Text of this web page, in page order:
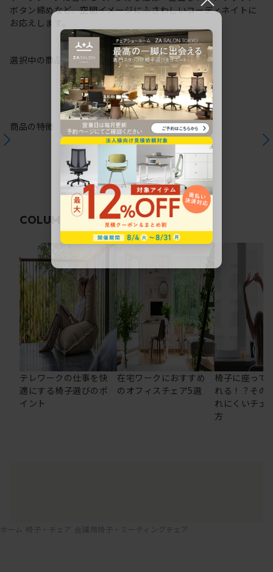
ボタン締めなど、空間イメージにふさわしいコーディネイトに
お応えします。
選択中の商品情報保証 注意事項
商品の特徴
COLUMN 関連コラム
テレワークの仕事を快
適にする椅子選びのポ
イント
在宅ワークにおすすめ
のオフィスチェア5選
椅子に座って
れる！？その
れにくいチェ
方
ホーム 椅子・チェア 会議用椅子・ミーティングチェア